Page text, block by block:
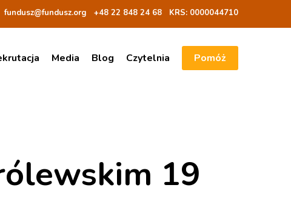
fundusz@fundusz.org +48 22 848 24 68 KRS: 0000044710
Media Blog Czytelnia Pomóż
19